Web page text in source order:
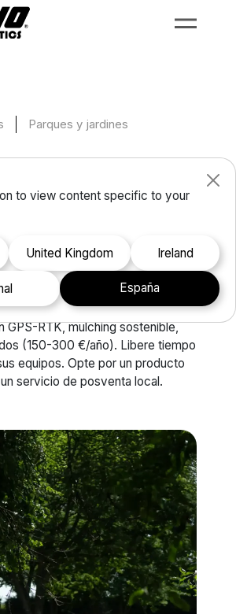
Parques y jardines
de
y jardines.
autonomía.
automatiza el mantenimiento de
públicos y privados. Siega
GPS-RTK, mulching sostenible,
(150-300 €/año). Libere tiempo
equipos. Opte por un producto
servicio de posventa local.
to view content specific to your
United Kingdom Ireland
España